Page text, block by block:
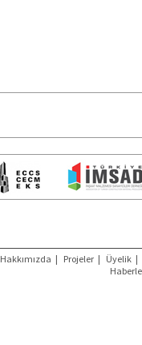
Hakkımızda | Projeler | Üyelik |